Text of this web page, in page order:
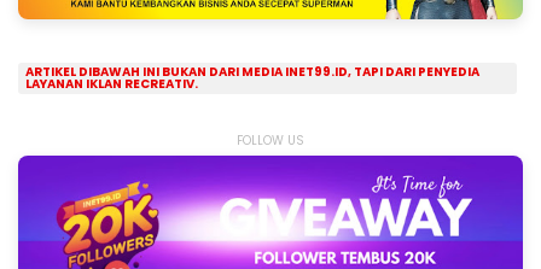
ARTIKEL DIBAWAH INI BUKAN DARI MEDIA INET99.ID, TAPI DARI PENYEDIA
LAYANAN IKLAN RECREATIV.
FOLLOW US